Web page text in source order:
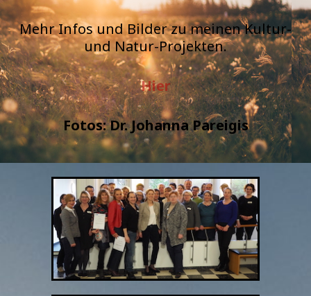
Mehr Infos und Bilder zu meinen Kultur-
und Natur-Projekten.
Hier
Fotos: Dr. Johanna Pareigis